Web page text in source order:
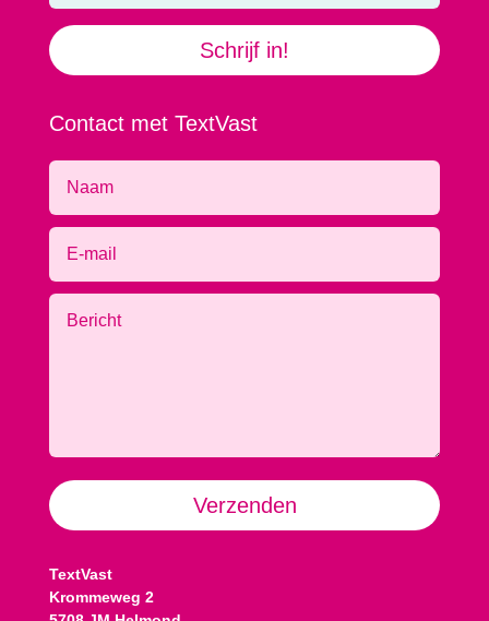
Schrijf in!
Contact met TextVast
Verzenden
Alternative:
TextVast
Krommeweg 2